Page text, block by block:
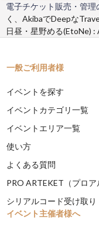
電子チケット販売・管
く、AkibaでDeepな
日昼・星野める(EtoNe) :
一般ご利用者様
イベントを探す
イベントカテゴリ一覧
イベントエリア一覧
使い方
よくある質問
PRO ARTEKET（プロア
シリアルコード受け取り
イベント主催者様へ